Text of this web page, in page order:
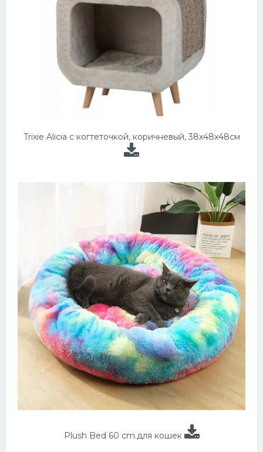
Trixie Alicia с когтеточкой, коричневый, 38x48x48см
Plush Bed 60 cm.для кошек